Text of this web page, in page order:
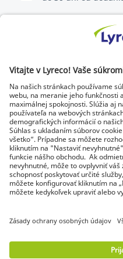
Špecialista na každé
Objavte Lyreco riešenia
© Lyreco 2026 |
podnikateľom. Všetky
spotrebiteľa na
Identifikačné údaje
podmienky|
prístupnosti |
osobných údajov|